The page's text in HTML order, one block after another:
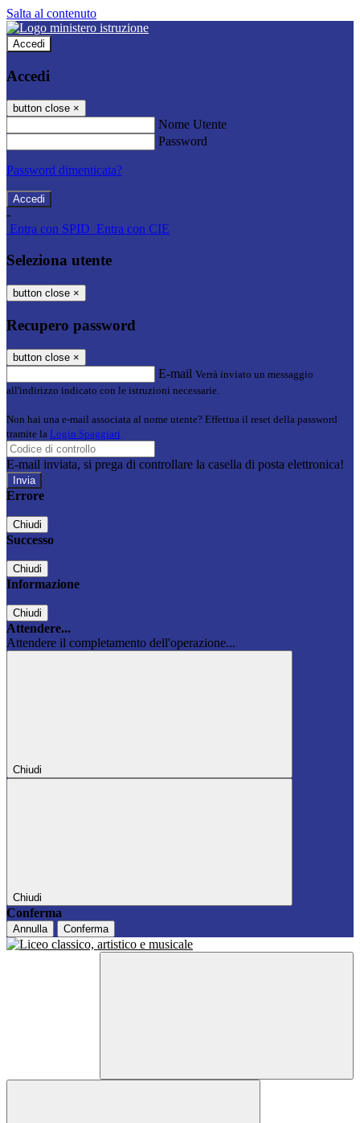
Salta al contenuto
Accedi
Accedi
button close ×
Nome Utente
Password
Password dimenticata?
-
Entra con SPID Entra con CIE
Seleziona utente
button close ×
Recupero password
button close ×
E-mail Verrà inviato un messaggio
all'indirizzo indicato con le istruzioni necessarie.
Non hai una e-mail associata al nome utente? Effettua il reset della password
tramite la Login Spaggiari
E-mail inviata, si prega di controllare la casella di posta elettronica!
Errore
Chiudi
Successo
Chiudi
Informazione
Chiudi
Attendere...
Attendere il completamento dell'operazione...
Chiudi
Chiudi
Conferma
Annulla Conferma